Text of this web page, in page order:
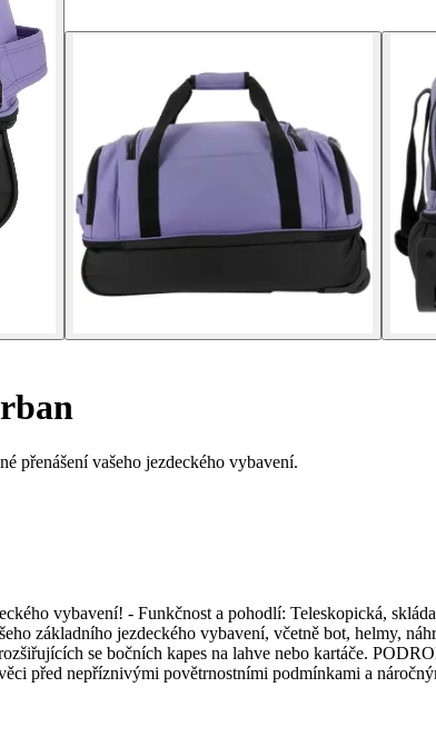
přenášení vašeho jezdeckého vybavení.
vybavení! - Funkčnost a pohodlí: Teleskopická,
základního jezdeckého vybavení, včetně bot, helmy,
se bočních kapes na lahve nebo kartáče.
před nepříznivými povětrnostními podmínkami a